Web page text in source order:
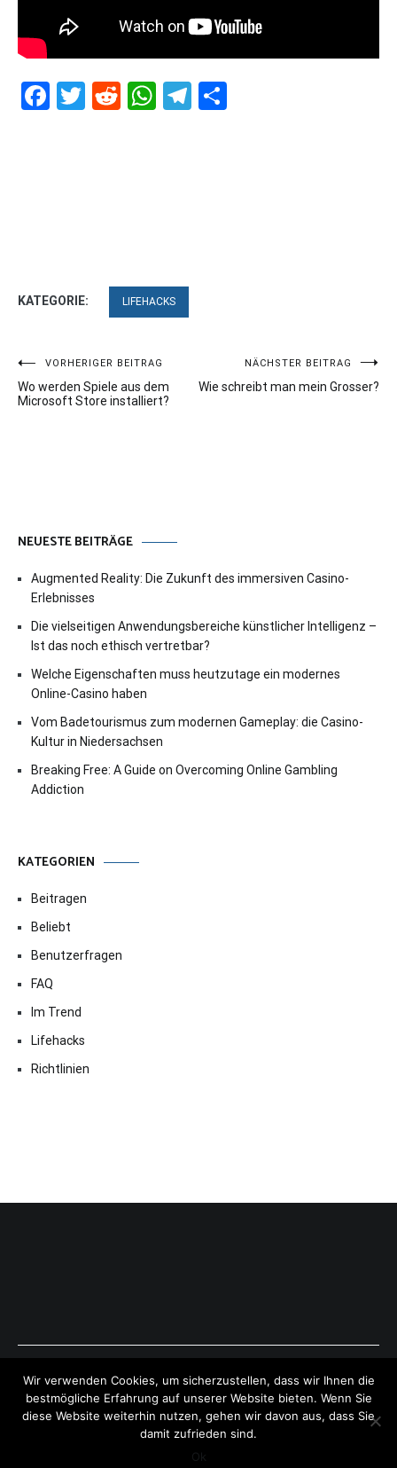
Facebook
Twitter
RedditWhatsApp
Telegram
KATEGORIE: LIFEHACKS
Beitragsnavigation
VORHERIGER BEITRAG
Wo werden Spiele aus dem
Microsoft Store installiert?
NÄCHSTER BEITRAG
Wie schreibt man mein Grosser?
NEUESTE BEITRÄGE
Augmented Reality: Die Zukunft des immersiven Casino-
Erlebnisses
Die vielseitigen Anwendungsbereiche künstlicher Intelligenz –
Ist das noch ethisch vertretbar?
Welche Eigenschaften muss heutzutage ein modernes
Online-Casino haben
Vom Badetourismus zum modernen Gameplay: die Casino-
Kultur in Niedersachsen
Breaking Free: A Guide on Overcoming Online Gambling
Addiction
KATEGORIEN
Beitragen
Beliebt
Benutzerfragen
FAQ
Im Trend
Lifehacks
Richtlinien
Copyright © 2026ExpressAntworten.com . All rights reserved.
Theme:Cenote by ThemeGrill. Powered byWordPress .
Wir verwenden Cookies, um sicherzustellen, dass wir Ihnen die
bestmögliche Erfahrung auf unserer Website bieten. Wenn Sie
diese Website weiterhin nutzen, gehen wir davon aus, dass Sie
damit zufrieden sind.
Ok